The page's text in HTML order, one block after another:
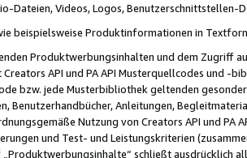
Dateien, Videos, Logos, Benutzerschnittstellen-
beispielsweise Produktinformationen in
Produktwerbungsinhalten und dem Zugriff
Creators API und PA API Musterquellcodes und
bzw. jede Musterbibliothek geltenden
Benutzerhandbücher, Anleitungen,
Nutzung von Creators API und PA
und Test- und Leistungskriterien
schließt ausdrücklich